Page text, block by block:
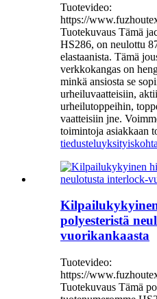
Tuotevideo:
https://
Tuotekuvaus Tämä
HS286, on neulottu
elastaanista. Tämä
verkkokangas on
minkä ansiosta se
urheiluvaatteisiin,
urheilutoppeihin,
vaatteisiin jne.
toimintoja asiakkaan
tiedusteluyksityiskohta
polyesteristä
vuorikankaasta
Tuotevideo:
https://
Tuotekuvaus Tämä